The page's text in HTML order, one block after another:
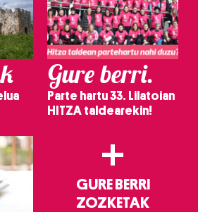
Gure berri.
Parte hartu 33. Lilatoian
HITZA taldearekin!
+
GURE BERRI
ZOZKETAK